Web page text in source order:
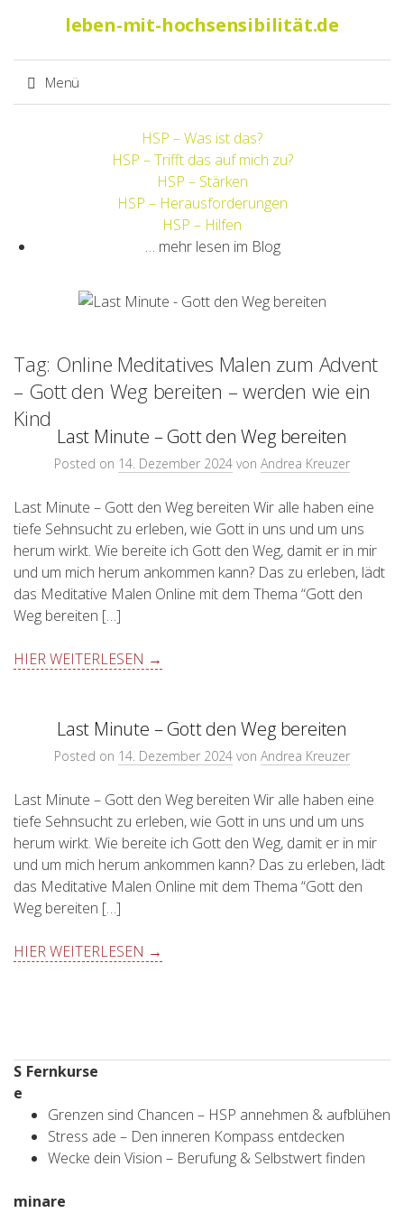
leben-mit-hochsensibilität.de
Menü
HSP – Was ist das?
HSP – Trifft das auf mich zu?
HSP – Stärken
HSP – Herausforderungen
HSP – Hilfen
… mehr lesen im Blog
Tag: Online Meditatives Malen zum Advent
– Gott den Weg bereiten – werden wie ein
Kind
Last Minute – Gott den Weg bereiten
Posted on 14. Dezember 2024 von Andrea Kreuzer
Last Minute – Gott den Weg bereiten Wir alle haben eine
tiefe Sehnsucht zu erleben, wie Gott in uns und um uns
herum wirkt. Wie bereite ich Gott den Weg, damit er in mir
und um mich herum ankommen kann? Das zu erleben, lädt
das Meditative Malen Online mit dem Thema “Gott den
Weg bereiten […]
HIER WEITERLESEN →
Last Minute – Gott den Weg bereiten
Posted on 14. Dezember 2024 von Andrea Kreuzer
Last Minute – Gott den Weg bereiten Wir alle haben eine
tiefe Sehnsucht zu erleben, wie Gott in uns und um uns
herum wirkt. Wie bereite ich Gott den Weg, damit er in mir
und um mich herum ankommen kann? Das zu erleben, lädt
das Meditative Malen Online mit dem Thema “Gott den
Weg bereiten […]
HIER WEITERLESEN →
Fernkurse
Grenzen sind Chancen – HSP annehmen & aufblühen
Stress ade – Den inneren Kompass entdecken
Wecke dein Vision – Berufung & Selbstwert finden
S
e
minare